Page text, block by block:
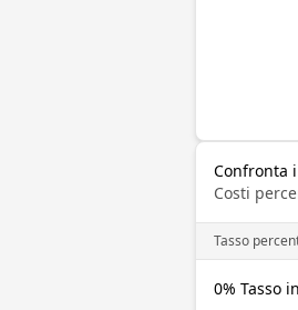
Confronta
Costi
Tasso
0% Tasso